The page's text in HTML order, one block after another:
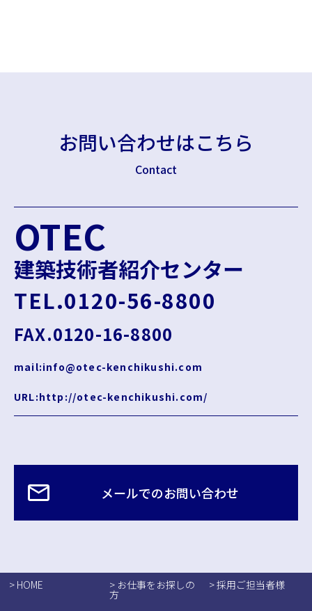
お問い合わせはこちら
Contact
OTEC
建築技術者紹介センター
TEL.0120-56-8800
FAX.0120-16-8800
mail:info@otec-kenchikushi.com
URL:http://otec-kenchikushi.com/
メールでのお問い合わせ
> HOME > お仕事をお探しの
方
> 採用ご担当者様